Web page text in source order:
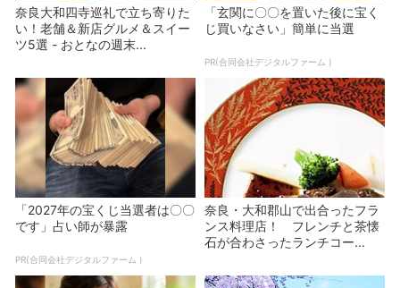
奈良大和四寺巡礼で立ち寄りた
い！老舗＆新店グルメ＆スイー
ツ5選 - おとなの週末...
「玄関に〇〇を置いた後に宝く
じ買いなさい」簡単に当選
PR(合同会社デジタルファーム )
「2027年の宝くじ当選者は〇〇
です」占い師が暴露
PR(合同会社デジタルファーム )
奈良・大和郡山で出合ったフラ
ンス料理店！ フレンチと茶懐
石が合わさったランチコー...